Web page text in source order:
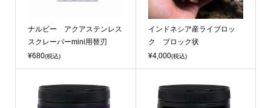
ナルビー アクアステンレス
スクレーパーmini用替刃
¥680(税込)
インドネシア産ライブロッ
ク ブロック状
¥4,000(税込)